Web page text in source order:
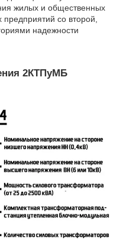
жилых и общественных
со второй,
надежности
2КТПуМБ